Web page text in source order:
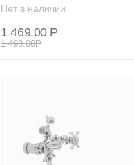
Нет в наличии
1 469.00 Р
1 498.00Р